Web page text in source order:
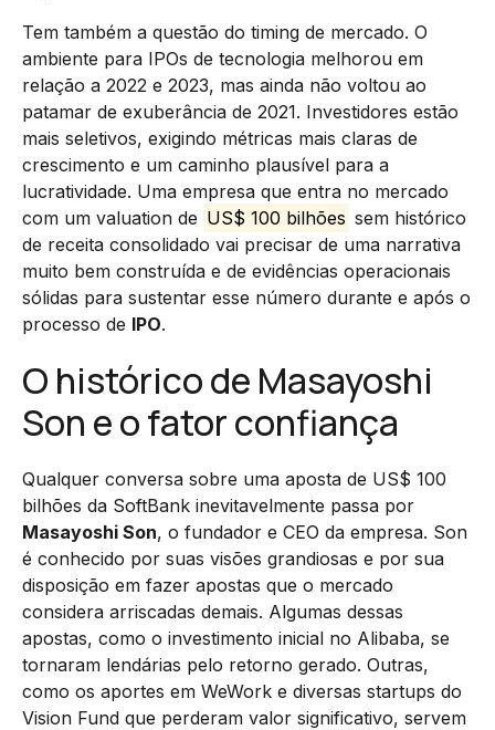
Tem também a questão do timing de mercado. O
ambiente para IPOs de tecnologia melhorou em
relação a 2022 e 2023, mas ainda não voltou ao
patamar de exuberância de 2021. Investidores estão
mais seletivos, exigindo métricas mais claras de
crescimento e um caminho plausível para a
lucratividade. Uma empresa que entra no mercado
com um valuation de US$ 100 bilhões sem histórico
de receita consolidado vai precisar de uma narrativa
muito bem construída e de evidências operacionais
sólidas para sustentar esse número durante e após o
processo de IPO.
O histórico de Masayoshi
Son e o fator confiança
Qualquer conversa sobre uma aposta de US$ 100
bilhões da SoftBank inevitavelmente passa por
Masayoshi Son, o fundador e CEO da empresa. Son
é conhecido por suas visões grandiosas e por sua
disposição em fazer apostas que o mercado
considera arriscadas demais. Algumas dessas
apostas, como o investimento inicial no Alibaba, se
tornaram lendárias pelo retorno gerado. Outras,
como os aportes em WeWork e diversas startups do
Vision Fund que perderam valor significativo, servem